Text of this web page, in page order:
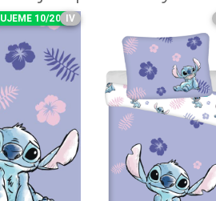
10/2026
IV